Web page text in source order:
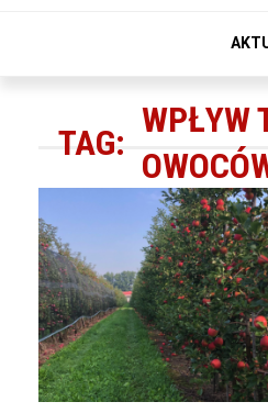
TAG:
WPŁYW